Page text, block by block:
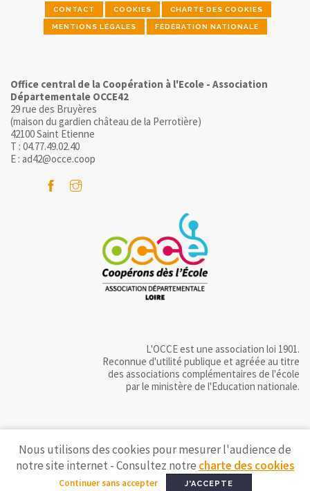
CONTACT COOKIES CHARTE DES COOKIES
MENTIONS LÉGALES FÉDÉRATION NATIONALE
Office central de la Coopération à l'Ecole - Association
Départementale OCCE42
29 rue des Bruyères
(maison du gardien château de la Perrotière)
42100 Saint Etienne
T : 04.77.49.02.40
E : ad42@occe.coop
L'OCCE est une association loi 1901.
Reconnue d'utilité publique et agréée au titre
des associations complémentaires de l'école
par le ministère de l'Education nationale.
Nous utilisons des cookies pour mesurer l'audience de
notre site internet - Consultez notre charte des cookies
Continuer sans accepter J'ACCEPTE